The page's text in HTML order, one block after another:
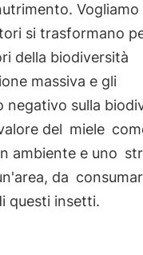
Vogliamo
si trasformano
della biodiversità
massiva e gli
negativo sulla
del miele
ambiente e uno
da
questi insetti.